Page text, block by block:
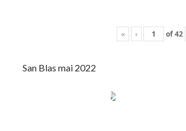
« ‹ of42
San Blas mai 2022